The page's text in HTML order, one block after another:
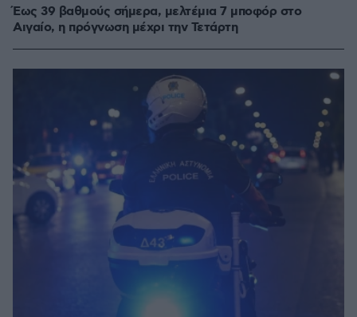
Έως 39 βαθμούς σήμερα, μελτέμια 7 μποφόρ στο
Αιγαίο, η πρόγνωση μέχρι την Τετάρτη